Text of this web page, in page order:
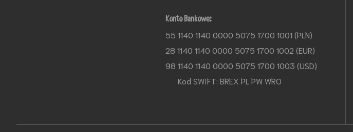
Konto Bankowe:
55 1140 1140 0000 5075 1700 1001 (PLN)
28 1140 1140 0000 5075 1700 1002 (EUR)
98 1140 1140 0000 5075 1700 1003 (USD)
Kod SWIFT: BREX PL PW WRO